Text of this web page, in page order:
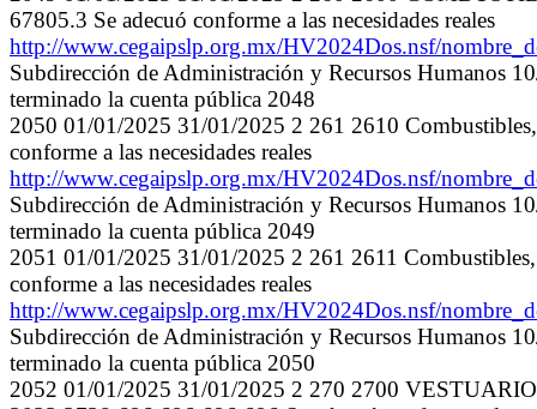
67805.3 Se adecuó conforme a las necesidades reales
http://www.cegaipslp.org.mx/HV2024Dos.nsf/
Subdirección de Administración y Recursos Humanos
terminado la cuenta pública 2048
2050 01/01/2025 31/01/2025 2 261 2610
conforme a las necesidades reales
http://www.cegaipslp.org.mx/HV2024Dos.nsf/
Subdirección de Administración y Recursos Humanos
terminado la cuenta pública 2049
2051 01/01/2025 31/01/2025 2 261 2611
conforme a las necesidades reales
http://www.cegaipslp.org.mx/HV2024Dos.nsf/
Subdirección de Administración y Recursos Humanos
terminado la cuenta pública 2050
2052 01/01/2025 31/01/2025 2 270 2700